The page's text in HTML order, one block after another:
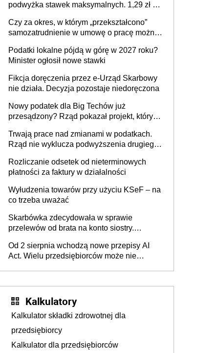
podwyżka stawek maksymalnych. 1,29 zł za
budynków i lokali związanych z
prowadzeniem działalności gospodarczej
Czy za okres, w którym „przekształcono”
samozatrudnienie w umowę o pracę można
umowy cywilnoprawnej jedynym
racjonalnym wyjściem
Podatki lokalne pójdą w górę w 2027 roku?
Minister ogłosił nowe stawki
Fikcja doręczenia przez e-Urząd Skarbowy
nie działa. Decyzja pozostaje niedoręczona
Nowy podatek dla Big Techów już
przesądzony? Rząd pokazał projekt, który
Trwają prace nad zmianami w podatkach.
Rząd nie wyklucza podwyższenia drugiego
Rozliczanie odsetek od nieterminowych
płatności za faktury w działalności
Wyłudzenia towarów przy użyciu KSeF – na
co trzeba uważać
Skarbówka zdecydowała w sprawie
przelewów od brata na konto siostry.
darowizna, ale podatku jednak nie będzie
Od 2 sierpnia wchodzą nowe przepisy AI
Act. Wielu przedsiębiorców może nie
Kalkulatory
Kalkulator składki zdrowotnej dla
przedsiębiorcy
Kalkulator dla przedsiębiorców